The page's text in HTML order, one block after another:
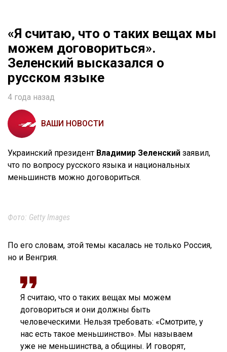
«Я считаю, что о таких вещах мы
можем договориться».
Зеленский высказался о
русском языке
4 года назад
ВАШИ НОВОСТИ
Украинский президент Владимир Зеленский заявил,
что по вопросу русского языка и национальных
меньшинств можно договориться.
Фото: Getty Images
По его словам, этой темы касалась не только Россия,
но и Венгрия.
Я считаю, что о таких вещах мы можем
договориться и они должны быть
человеческими. Нельзя требовать: «Смотрите, у
нас есть такое меньшинство». Мы называем
уже не меньшинства, а общины. И говорят,